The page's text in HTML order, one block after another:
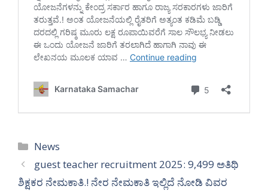
Categories
News
guest teacher recruitment 2025: 9,499 ಅತಿಥಿ
ಶಿಕ್ಷಕರ ನೇಮಕಾತಿ.! ನೇರ ನೇಮಕಾತಿ ಇಲ್ಲಿದೆ ನೋಡಿ ವಿವರ